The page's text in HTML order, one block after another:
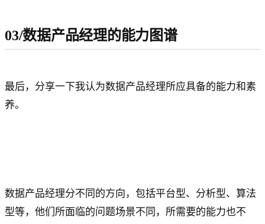
03/数据产品经理的能力图谱
最后，分享一下我认为数据产品经理所应具备的能力和素
养。
数据产品经理分不同的方向，包括平台型、分析型、算法
型等，他们所面临的问题场景不同，所需要的能力也不